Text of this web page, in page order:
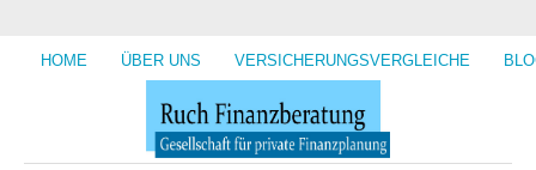
HOME ÜBER UNS VERSICHERUNGSVERGLEICHE